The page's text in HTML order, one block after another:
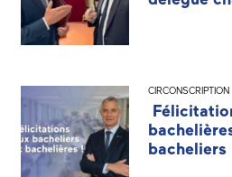
CIRCONSCRIPTION
bacheliers